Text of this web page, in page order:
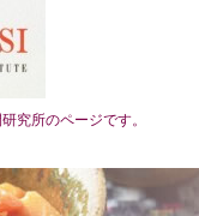
究所のページです。